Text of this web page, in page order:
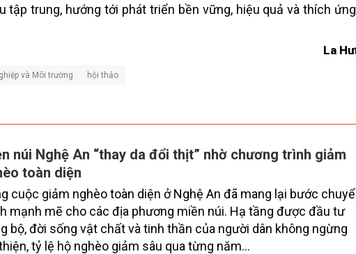
tập trung, hướng tới phát triển bền vững, hiệu quả và thích
La
và Môi trường hội thảo
núi Nghệ An “thay da đổi thịt” nhờ chương trình giảm
toàn diện
cuộc giảm nghèo toàn diện ở Nghệ An đã mang lại bước
mạnh mẽ cho các địa phương miền núi. Hạ tầng được đầu tư
bộ, đời sống vật chất và tinh thần của người dân không ngừng
tỷ lệ hộ nghèo giảm sâu qua từng năm…